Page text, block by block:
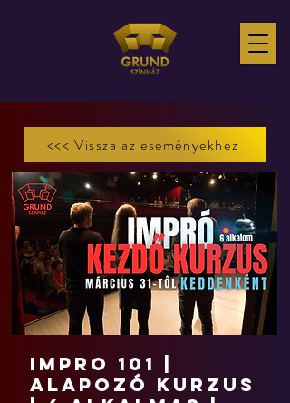
<<< Vissza az eseményekhez
IMPRO 101 |
Alapozó kurzus